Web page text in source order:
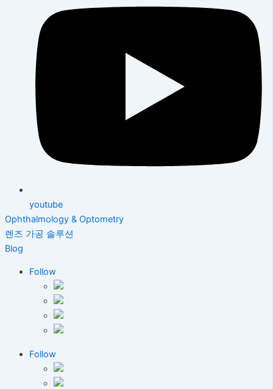
youtube
Ophthalmology & Optometry
렌즈 가공 솔루션
Blog
Follow
Follow